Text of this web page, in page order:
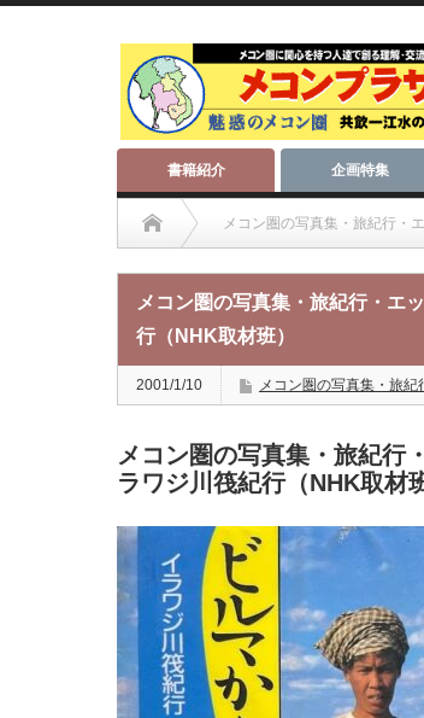
書籍紹介 企画特集
メコン圏の写真集・旅紀行・
メコン圏の写真集・旅紀行・エッセイ 第8
メコン圏の写真集・旅紀行・エ
行（NHK取材班）
2001/1/10 メコン圏の写真集・旅紀
メコン圏の写真集・旅紀行
ラワジ川筏紀行（NHK取材